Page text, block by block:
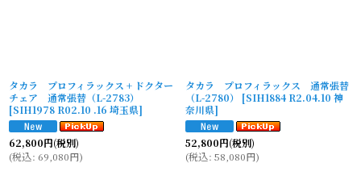
タカラ プロフィラックス + ドクター
チェア 通常張替（L-2783）
[SIH1978 R02.10 .16 埼玉県]
62,800円(税別)
(税込: 69,080円)
タカラ プロフィラックス 通常張替
（L-2780）
[SIH1884 R2.04.10 神
奈川県]
52,800円(税別)
(税込: 58,080円)